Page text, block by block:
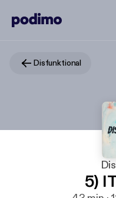
Disfunktional
5)